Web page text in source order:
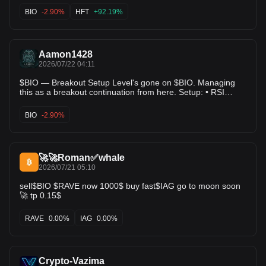
are showing strength. Keep this one on your watchlist $HFT
$BLESS
BIO -2.90% HFT +92.19%
Aamon1428
2026/07/22 04:11
$BIO — Breakout Setup Level's gone on $BIO. Managing
this as a breakout continuation from here. Setup: • RSI
the directional read • Score: 96.0/100 Levels: • Entry:
$0.027630 • TP1: $0.028801 (+4.2%) • TP2: $0.028840
#Crypto #Altcoins #BIO
BIO -2.90%
🚀🚀Roman✅whale
2026/07/21 05:10
sell$BIO $RAVE now 1000$ buy fast$IAG go to moon soon
🚀 tp 0.15$
RAVE 0.00% IAG 0.00%
Crypto-Vazima